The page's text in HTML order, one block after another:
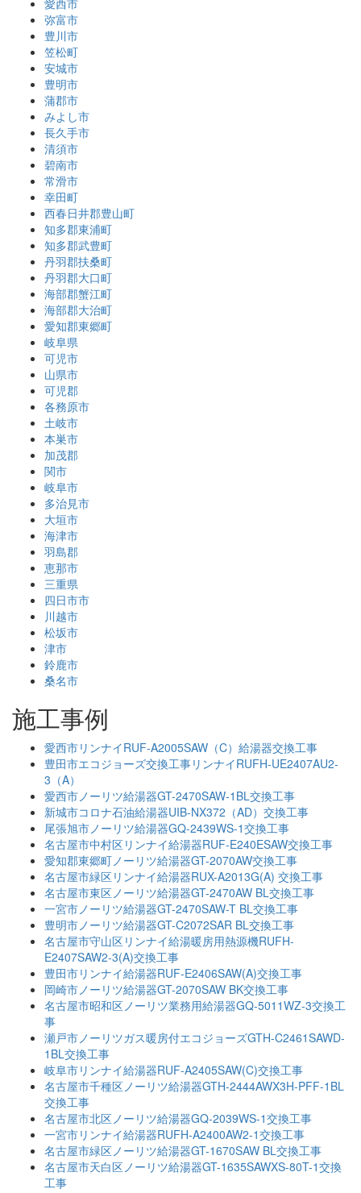
弥富市
豊川市
笠松町
安城市
豊明市
蒲郡市
みよし市
長久手市
清須市
碧南市
常滑市
幸田町
西春日井郡豊山町
知多郡東浦町
知多郡武豊町
丹羽郡扶桑町
丹羽郡大口町
海部郡蟹江町
海部郡大治町
愛知郡東郷町
岐阜県
可児市
山県市
可児郡
各務原市
土岐市
本巣市
加茂郡
関市
岐阜市
多治見市
大垣市
海津市
羽島郡
恵那市
三重県
四日市市
川越市
松坂市
津市
鈴鹿市
桑名市
施工事例
愛西市リンナイRUF-A2005SAW（C）給湯器交換工事
豊田市エコジョーズ交換工事リンナイRUFH-UE2407AU2-
3（A）
愛西市ノーリツ給湯器GT-2470SAW-1BL交換工事
新城市コロナ石油給湯器UIB-NX372（AD）交換工事
尾張旭市ノーリツ給湯器GQ-2439WS-1交換工事
名古屋市中村区リンナイ給湯器RUF-E240ESAW交換工事
愛知郡東郷町ノーリツ給湯器GT-2070AW交換工事
名古屋市緑区リンナイ給湯器RUX-A2013G(A) 交換工事
名古屋市東区ノーリツ給湯器GT-2470AW BL交換工事
一宮市ノーリツ給湯器GT-2470SAW-T BL交換工事
豊明市ノーリツ給湯器GT-C2072SAR BL交換工事
名古屋市守山区リンナイ給湯暖房用熱源機RUFH-
E2407SAW2-3(A)交換工事
豊田市リンナイ給湯器RUF-E2406SAW(A)交換工事
岡崎市ノーリツ給湯器GT-2070SAW BK交換工事
名古屋市昭和区ノーリツ業務用給湯器GQ-5011WZ-3交換工
事
瀬戸市ノーリツガス暖房付エコジョーズGTH-C2461SAWD-
1BL交換工事
岐阜市リンナイ給湯器RUF-A2405SAW(C)交換工事
名古屋市千種区ノーリツ給湯器GTH-2444AWX3H-PFF-1BL
交換工事
名古屋市北区ノーリツ給湯器GQ-2039WS-1交換工事
一宮市リンナイ給湯器RUFH-A2400AW2-1交換工事
名古屋市緑区ノーリツ給湯器GT-1670SAW BL交換工事
名古屋市天白区ノーリツ給湯器GT-1635SAWXS-80T-1交換
工事